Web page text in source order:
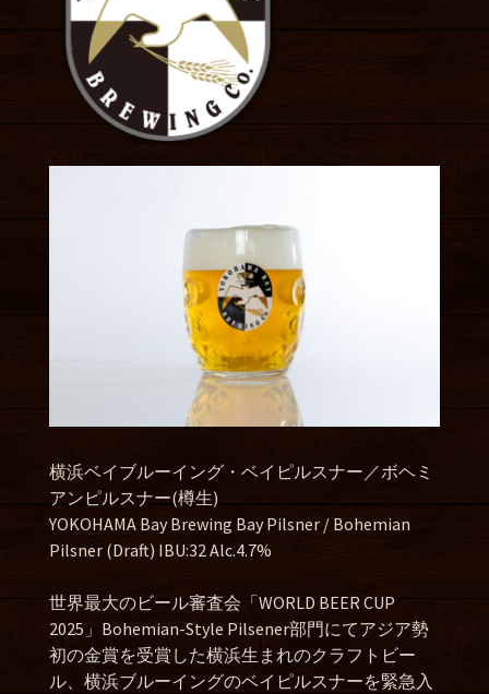
横浜ベイブルーイング・ベイピルスナー／ボヘミ
アンピルスナー(樽生)
YOKOHAMA Bay Brewing Bay Pilsner / Bohemian
Pilsner (Draft) IBU:32 Alc.4.7%
世界最大のビール審査会「WORLD BEER CUP
2025」Bohemian-Style Pilsener部門にてアジア勢
初の金賞を受賞した横浜生まれのクラフトビー
ル、横浜ブルーイングのベイピルスナーを緊急入